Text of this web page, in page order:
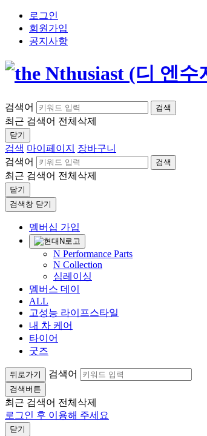
로그인
회원가입
공지사항
검색어 검색
최근 검색어 전체삭제
닫기
검색 마이페이지
장바구니
검색어
검색
최근 검색어 전체삭제
닫기
검색창 닫기
멤버십 가입
N Performance Parts
N Collection
심레이싱
멤버스 데이
ALL
고성능 라이프스타일
내 차 케어
타이어
굿즈
뒤로가기 검색어
검색버튼
최근 검색어 전체삭제
로그인 후 이용해 주세요
닫기